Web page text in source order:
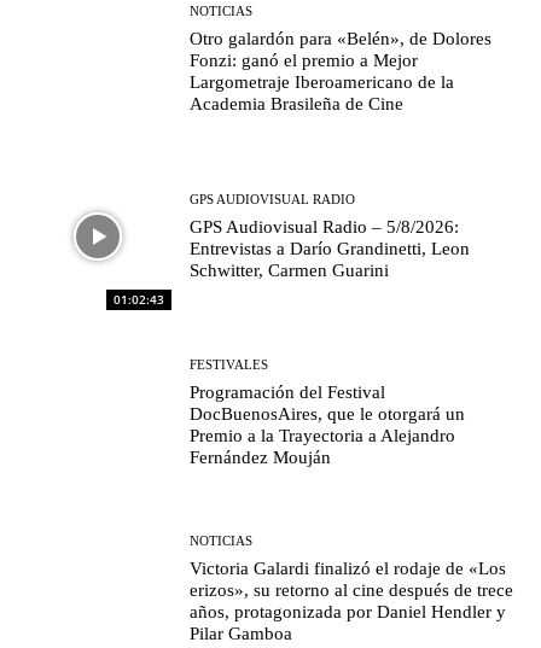
NOTICIAS
Otro galardón para «Belén», de Dolores
Fonzi: ganó el premio a Mejor
Largometraje Iberoamericano de la
Academia Brasileña de Cine
01:02:43
GPS AUDIOVISUAL RADIO
GPS Audiovisual Radio – 5/8/2026:
Entrevistas a Darío Grandinetti, Leon
Schwitter, Carmen Guarini
FESTIVALES
Programación del Festival
DocBuenosAires, que le otorgará un
Premio a la Trayectoria a Alejandro
Fernández Mouján
NOTICIAS
Victoria Galardi finalizó el rodaje de «Los
erizos», su retorno al cine después de trece
años, protagonizada por Daniel Hendler y
Pilar Gamboa